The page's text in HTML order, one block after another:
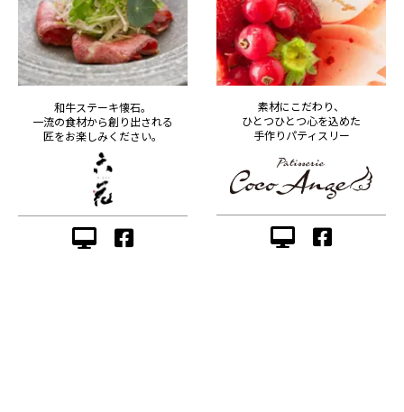
和牛ステーキ懐石。
一流の食材から創り出される
匠をお楽しみください。
素材にこだわり、
ひとつひとつ心を込めた
手作りパティスリー